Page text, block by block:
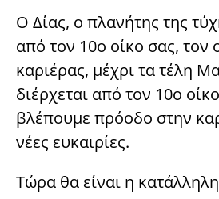
Ο Δίας, ο πλανήτης της
από τον 10ο οίκο σας, τον
καριέρας, μέχρι τα τέλη
διέρχεται από τον 10ο
βλέπουμε πρόοδο στην
νέες ευκαιρίες.
Τώρα θα είναι η